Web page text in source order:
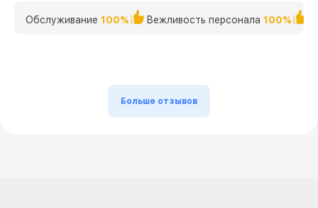
Обслуживание 100% Вежливость персонала 100%
Больше отзывов